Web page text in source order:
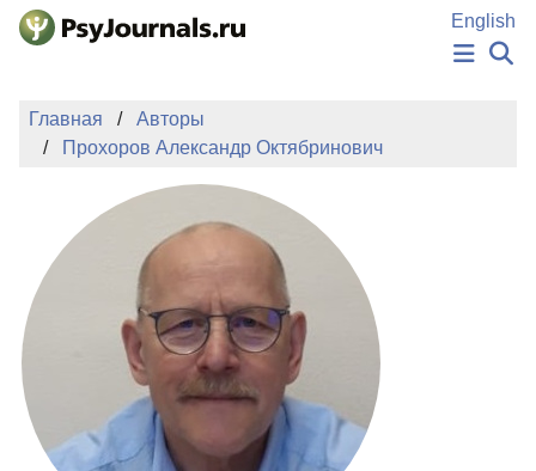
Перейти к основному содержанию
English
ИЗДАНИЯ
АВТОРЫ
ПОДАТЬ РУКОПИСЬ
БАЗА ЗНАНИЙ
КЛЮЧЕВЫЕ СЛОВА
Регистрация
Главная
Авторы
Прохоров Александр Октябринович